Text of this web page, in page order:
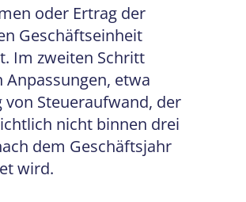
oder Ertrag der
Geschäftseinheit
Im zweiten Schritt
Anpassungen, etwa
von Steueraufwand, der
nicht binnen drei
dem Geschäftsjahr
wird.